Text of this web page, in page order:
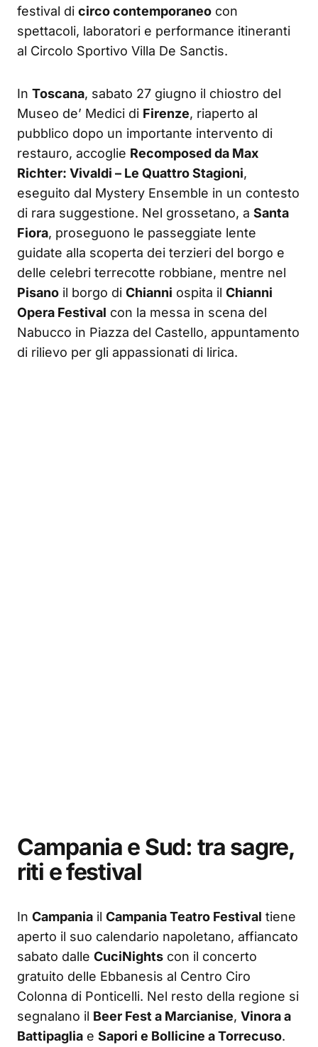
festival di circo contemporaneo con
spettacoli, laboratori e performance itineranti
al Circolo Sportivo Villa De Sanctis.
In Toscana, sabato 27 giugno il chiostro del
Museo de’ Medici di Firenze, riaperto al
pubblico dopo un importante intervento di
restauro, accoglie Recomposed da Max
Richter: Vivaldi – Le Quattro Stagioni,
eseguito dal Mystery Ensemble in un contesto
di rara suggestione. Nel grossetano, a Santa
Fiora, proseguono le passeggiate lente
guidate alla scoperta dei terzieri del borgo e
delle celebri terrecotte robbiane, mentre nel
Pisano il borgo di Chianni ospita il Chianni
Opera Festival con la messa in scena del
Nabucco in Piazza del Castello, appuntamento
di rilievo per gli appassionati di lirica.
Campania e Sud: tra sagre,
riti e festival
In Campania il Campania Teatro Festival tiene
aperto il suo calendario napoletano, affiancato
sabato dalle CuciNights con il concerto
gratuito delle Ebbanesis al Centro Ciro
Colonna di Ponticelli. Nel resto della regione si
segnalano il Beer Fest a Marcianise, Vinora a
Battipaglia e Sapori e Bollicine a Torrecuso.